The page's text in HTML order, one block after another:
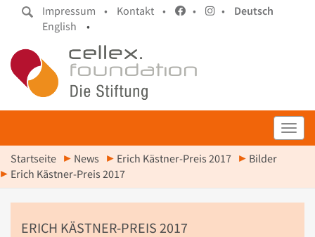
Impressum • Kontakt • • •
Deutsch
English
•
Startseite News Erich Kästner-Preis 2017
Bilder
Erich Kästner-Preis 2017
ERICH KÄSTNER-PREIS 2017